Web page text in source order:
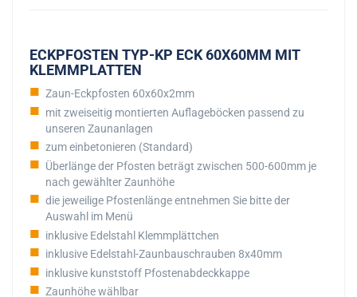
ECKPFOSTEN TYP-KP ECK 60X60MM MIT
KLEMMPLATTEN
Zaun-Eckpfosten 60x60x2mm
mit zweiseitig montierten Auflageböcken passend zu
unseren Zaunanlagen
zum einbetonieren (Standard)
Überlänge der Pfosten beträgt zwischen 500-600mm je
nach gewählter Zaunhöhe
die jeweilige Pfostenlänge entnehmen Sie bitte der
Auswahl im Menü
inklusive Edelstahl Klemmplättchen
inklusive Edelstahl-Zaunbauschrauben 8x40mm
inklusive kunststoff Pfostenabdeckkappe
Zaunhöhe wählbar